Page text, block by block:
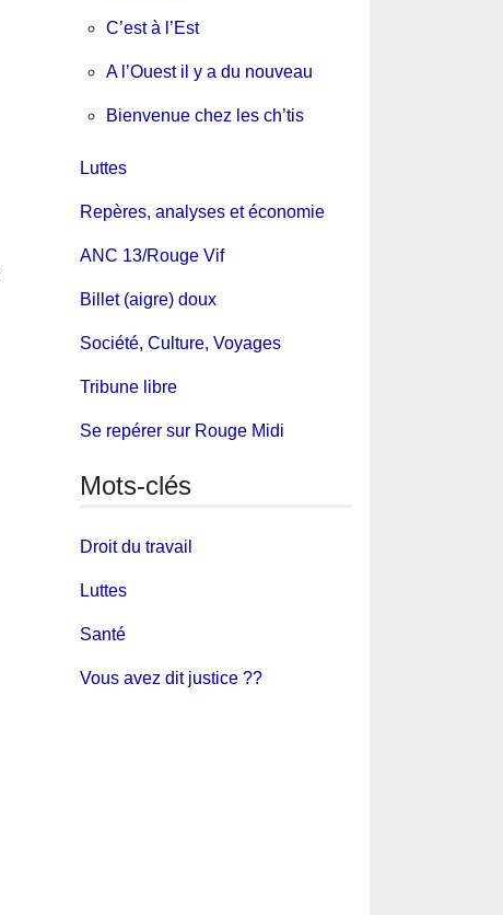
C’est à l’Est
A l’Ouest il y a du nouveau
Bienvenue chez les ch’tis
Luttes
Repères, analyses et économie
ANC 13/Rouge Vif
Billet (aigre) doux
Société, Culture, Voyages
Tribune libre
Se repérer sur Rouge Midi
Mots-clés
Droit du travail
Luttes
Santé
Vous avez dit justice ??